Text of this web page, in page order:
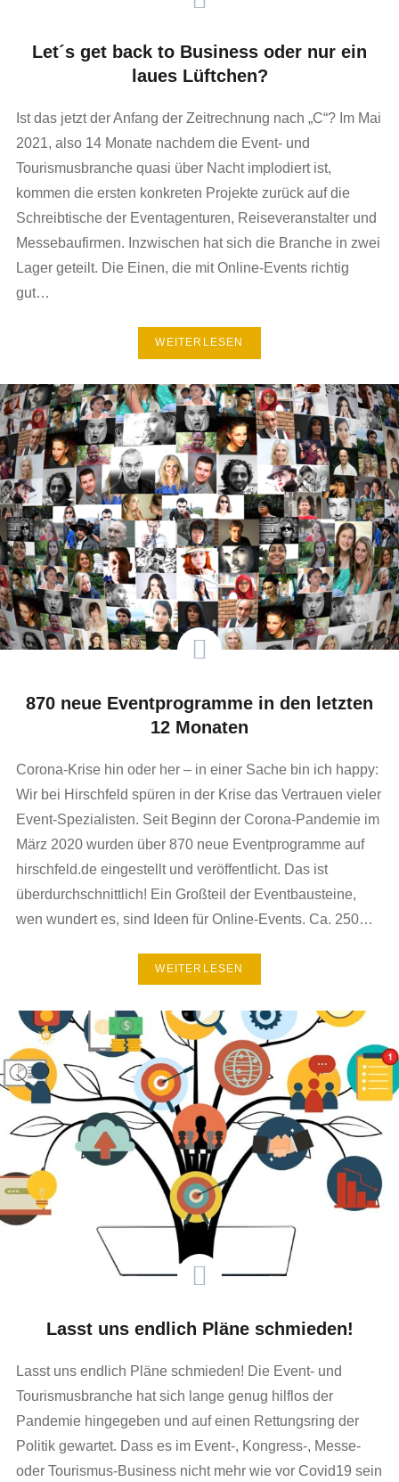
Let´s get back to Business oder nur ein
laues Lüftchen?
Ist das jetzt der Anfang der Zeitrechnung nach „C“? Im Mai
2021, also 14 Monate nachdem die Event- und
Tourismusbranche quasi über Nacht implodiert ist,
kommen die ersten konkreten Projekte zurück auf die
Schreibtische der Eventagenturen, Reiseveranstalter und
Messebaufirmen. Inzwischen hat sich die Branche in zwei
Lager geteilt. Die Einen, die mit Online-Events richtig
gut…
WEITERLESEN
870 neue Eventprogramme in den letzten
12 Monaten
Corona-Krise hin oder her – in einer Sache bin ich happy:
Wir bei Hirschfeld spüren in der Krise das Vertrauen vieler
Event-Spezialisten. Seit Beginn der Corona-Pandemie im
März 2020 wurden über 870 neue Eventprogramme auf
hirschfeld.de eingestellt und veröffentlicht. Das ist
überdurchschnittlich! Ein Großteil der Eventbausteine,
wen wundert es, sind Ideen für Online-Events. Ca. 250…
WEITERLESEN
Lasst uns endlich Pläne schmieden!
Lasst uns endlich Pläne schmieden! Die Event- und
Tourismusbranche hat sich lange genug hilflos der
Pandemie hingegeben und auf einen Rettungsring der
Politik gewartet. Dass es im Event-, Kongress-, Messe-
oder Tourismus-Business nicht mehr wie vor Covid19 sein